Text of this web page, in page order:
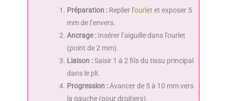
Préparation : Replier l’ourlet et exposer 5
mm de l’envers.
Ancrage : Insérer l’aiguille dans l’ourlet
(point de 2 mm).
Liaison :Saisir 1 à 2 fils du tissu principal
dans le pli.
Progression :Avancer de 5 à 10 mm vers
la gauche (pour droitiers).